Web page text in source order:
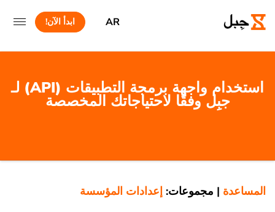
AR ابدأ الآن!
استخدام واجهة برمجة التطبيقات (API) لـ
جبِل وفقًا لاحتياجاتك المخصصة
المساعدة | مجموعات: إعدادات المؤسسة